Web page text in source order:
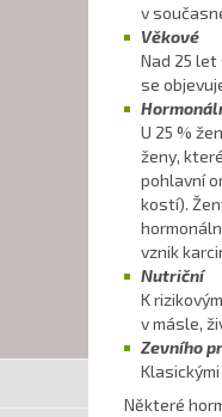
v
Věkové
Nad 25
se
U 25 %
ženy,
pohlavní
kostí).
vznik
Nutriční
K
v másle,
Zevního
Některé